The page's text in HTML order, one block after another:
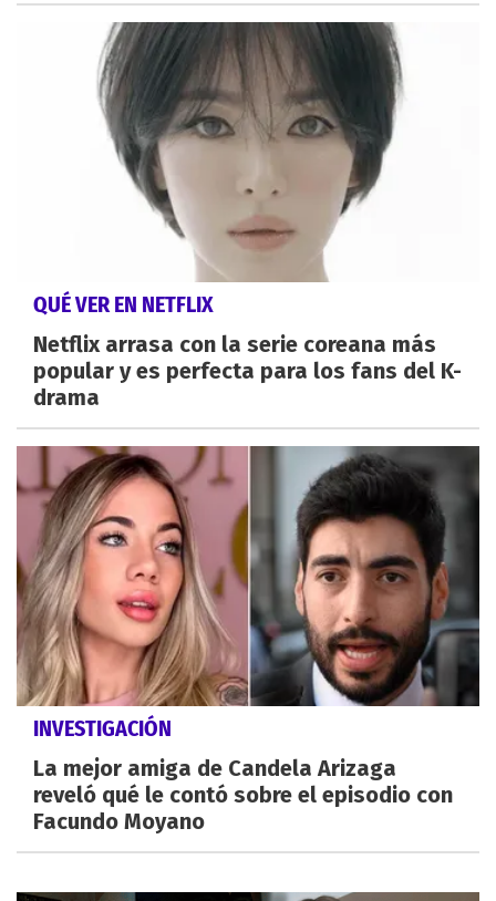
QUÉ VER EN NETFLIX
Netflix arrasa con la serie coreana más
popular y es perfecta para los fans del K-
drama
INVESTIGACIÓN
La mejor amiga de Candela Arizaga
reveló qué le contó sobre el episodio con
Facundo Moyano